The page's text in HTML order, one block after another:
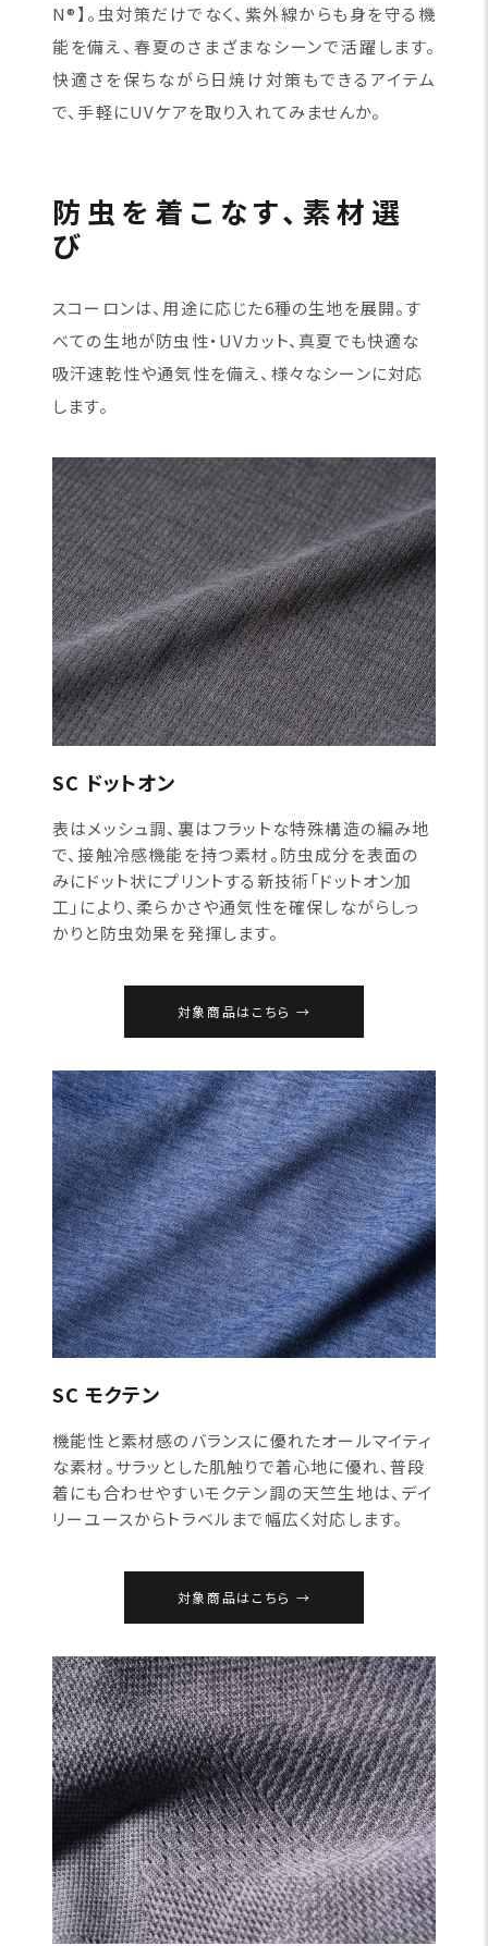
N®】。虫対策だけでなく、紫外線からも身を守る機
能を備え、春夏のさまざまなシーンで活躍します。
快適さを保ちながら日焼け対策もできるアイテム
で、手軽にUVケアを取り入れてみませんか。
防虫を着こなす、素材選
び
スコーロンは、用途に応じた6種の生地を展開。す
べての生地が防虫性・UVカット、真夏でも快適な
吸汗速乾性や通気性を備え、様々なシーンに対応
します。
SC ドットオン
表はメッシュ調、裏はフラットな特殊構造の編み地
で、接触冷感機能を持つ素材。防虫成分を表面の
みにドット状にプリントする新技術「ドットオン加
工」により、柔らかさや通気性を確保しながらしっ
かりと防虫効果を発揮します。
対象商品はこちら
SC モクテン
機能性と素材感のバランスに優れたオールマイティ
な素材。サラッとした肌触りで着心地に優れ、普段
着にも合わせやすいモクテン調の天竺生地は、デイ
リーユースからトラベルまで幅広く対応します。
対象商品はこちら